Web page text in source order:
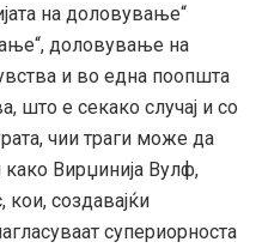
на доловување“
доловување на
и во една поопшта
што е секако случај и со
чии траги може да
Вирџинија Вулф,
создавајќи
супериорноста